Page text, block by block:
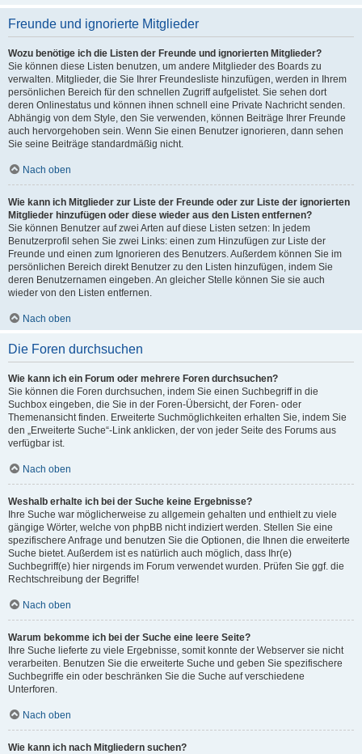
Freunde und ignorierte Mitglieder
Wozu benötige ich die Listen der Freunde und ignorierten Mitglieder?
Sie können diese Listen benutzen, um andere Mitglieder des Boards zu
verwalten. Mitglieder, die Sie Ihrer Freundesliste hinzufügen, werden in Ihrem
persönlichen Bereich für den schnellen Zugriff aufgelistet. Sie sehen dort
deren Onlinestatus und können ihnen schnell eine Private Nachricht senden.
Abhängig von dem Style, den Sie verwenden, können Beiträge Ihrer Freunde
auch hervorgehoben sein. Wenn Sie einen Benutzer ignorieren, dann sehen
Sie seine Beiträge standardmäßig nicht.
Nach oben
Wie kann ich Mitglieder zur Liste der Freunde oder zur Liste der ignorierten
Mitglieder hinzufügen oder diese wieder aus den Listen entfernen?
Sie können Benutzer auf zwei Arten auf diese Listen setzen: In jedem
Benutzerprofil sehen Sie zwei Links: einen zum Hinzufügen zur Liste der
Freunde und einen zum Ignorieren des Benutzers. Außerdem können Sie im
persönlichen Bereich direkt Benutzer zu den Listen hinzufügen, indem Sie
deren Benutzernamen eingeben. An gleicher Stelle können Sie sie auch
wieder von den Listen entfernen.
Nach oben
Die Foren durchsuchen
Wie kann ich ein Forum oder mehrere Foren durchsuchen?
Sie können die Foren durchsuchen, indem Sie einen Suchbegriff in die
Suchbox eingeben, die Sie in der Foren-Übersicht, der Foren- oder
Themenansicht finden. Erweiterte Suchmöglichkeiten erhalten Sie, indem Sie
den „Erweiterte Suche“-Link anklicken, der von jeder Seite des Forums aus
verfügbar ist.
Nach oben
Weshalb erhalte ich bei der Suche keine Ergebnisse?
Ihre Suche war möglicherweise zu allgemein gehalten und enthielt zu viele
gängige Wörter, welche von phpBB nicht indiziert werden. Stellen Sie eine
spezifischere Anfrage und benutzen Sie die Optionen, die Ihnen die erweiterte
Suche bietet. Außerdem ist es natürlich auch möglich, dass Ihr(e)
Suchbegriff(e) hier nirgends im Forum verwendet wurden. Prüfen Sie ggf. die
Rechtschreibung der Begriffe!
Nach oben
Warum bekomme ich bei der Suche eine leere Seite?
Ihre Suche lieferte zu viele Ergebnisse, somit konnte der Webserver sie nicht
verarbeiten. Benutzen Sie die erweiterte Suche und geben Sie spezifischere
Suchbegriffe ein oder beschränken Sie die Suche auf verschiedene
Unterforen.
Nach oben
Wie kann ich nach Mitgliedern suchen?